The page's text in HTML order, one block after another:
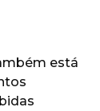
está